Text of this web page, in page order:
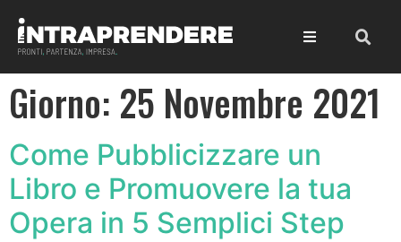
Giorno: 25 Novembre 2021
Come Pubblicizzare un
Libro e Promuovere la tua
Opera in 5 Semplici Step